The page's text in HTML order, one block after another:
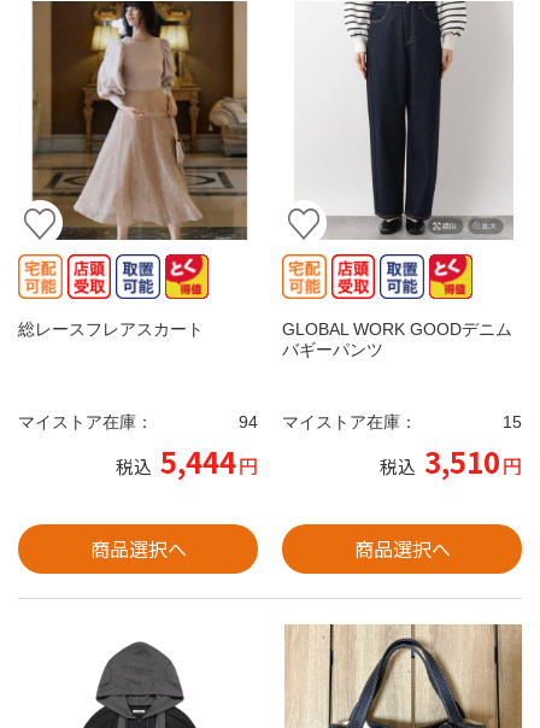
総レースフレアスカート
マイストア在庫： 94
税込 5,444円
商品選択へ
GLOBAL WORK GOODデニム
バギーパンツ
マイストア在庫： 15
税込 3,510円
商品選択へ